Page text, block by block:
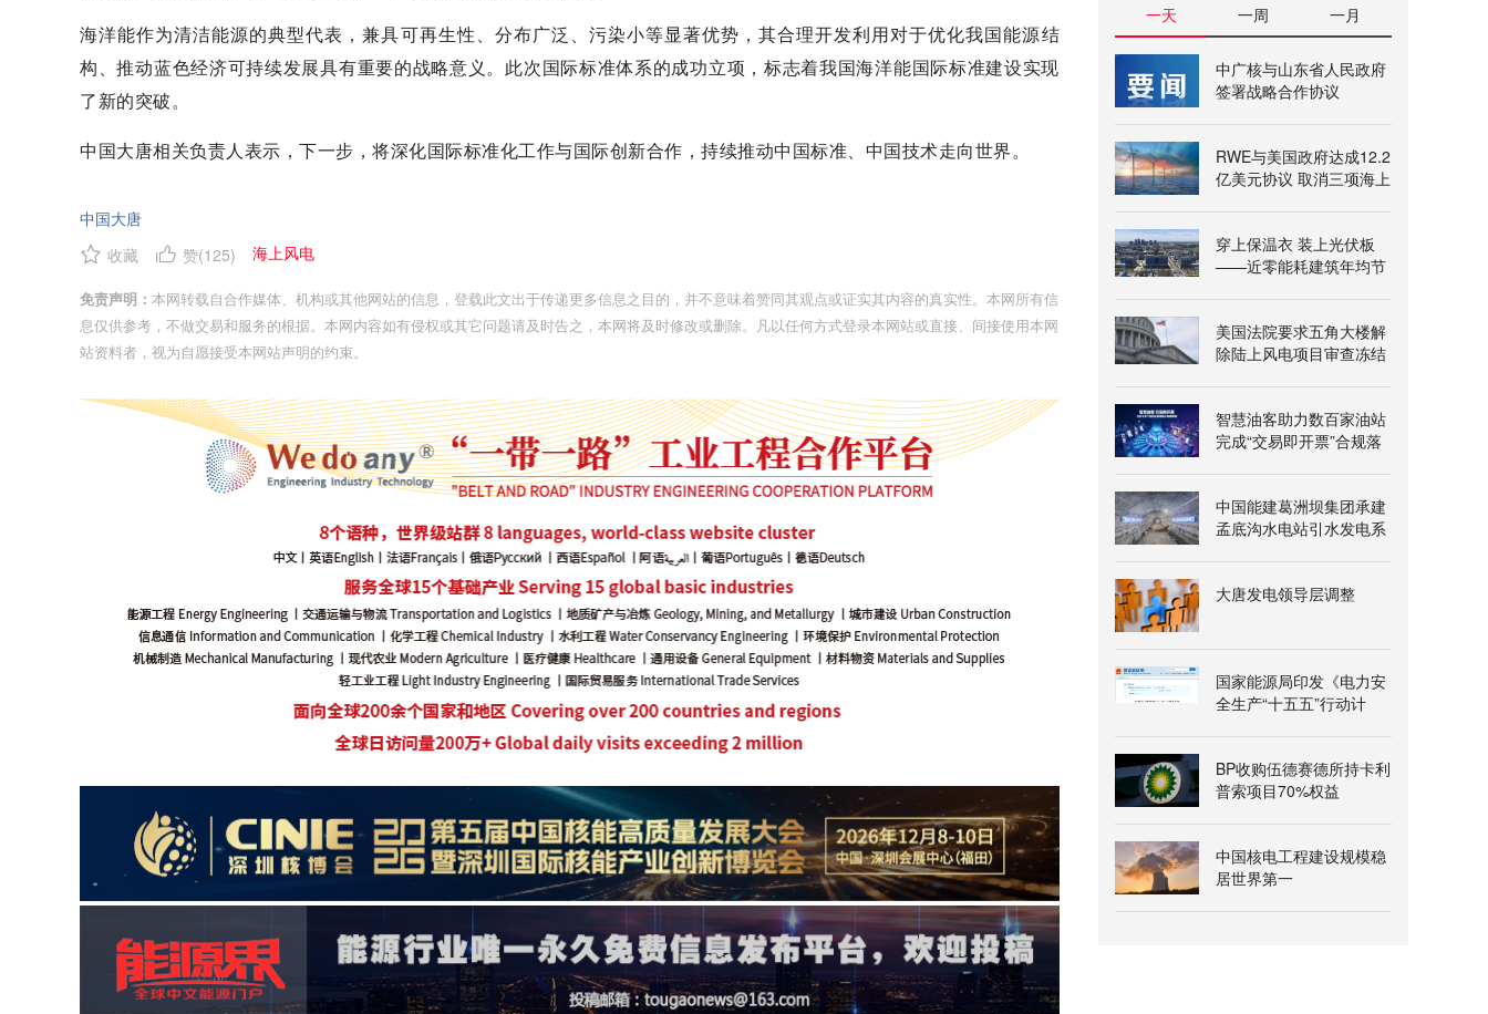
海洋能作为清洁能源的典型代表，兼具可再生性、分布广泛、污染小等显著优势，其合理开发利用对于优化我国能源结
构、推动蓝色经济可持续发展具有重要的战略意义。此次国际标准体系的成功立项，标志着我国海洋能国际标准建设实现
了新的突破。
中国大唐相关负责人表示，下一步，将深化国际标准化工作与国际创新合作，持续推动中国标准、中国技术走向世界。
中国大唐
收藏
赞(125) 海上风电
免责声明： 本网转载自合作媒体、机构或其他网站的信息，登载此文出于传递更多信息之目的，并不意味着赞同其观点或证实其内容的真实性。本网所有信
息仅供参考，不做交易和服务的根据。本网内容如有侵权或其它问题请及时告之，本网将及时修改或删除。凡以任何方式登录本网站或直接、间接使用本网
站资料者，视为自愿接受本网站声明的约束。
一天 一周 一月
中广核与山东省人民政府
签署战略合作协议
RWE与美国政府达成12.2
亿美元协议 取消三项海上
穿上保温衣 装上光伏板
——近零能耗建筑年均节
美国法院要求五角大楼解
除陆上风电项目审查冻结
智慧油客助力数百家油站
完成“交易即开票”合规落
中国能建葛洲坝集团承建
孟底沟水电站引水发电系
大唐发电领导层调整
国家能源局印发《电力安
全生产“十五五”行动计
BP收购伍德赛德所持卡利
普索项目70%权益
中国核电工程建设规模稳
居世界第一